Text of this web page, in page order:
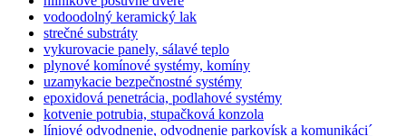
vodoodolný keramický lak
strečné substráty
vykurovacie panely, sálavé teplo
plynové komínové systémy, komíny
uzamykacie bezpečnostné systémy
epoxidová penetrácia, podlahové systémy
kotvenie potrubia, stupačková konzola
líniové odvodnenie, odvodnenie parkovísk a komunikáci´